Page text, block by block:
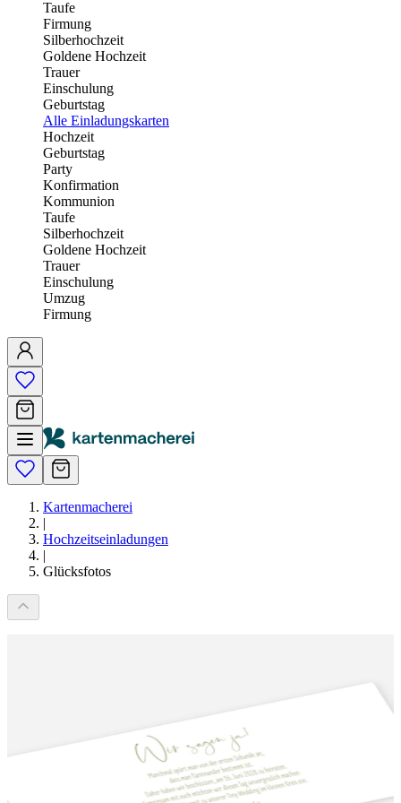
Taufe
Firmung
Silberhochzeit
Goldene Hochzeit
Trauer
Einschulung
Geburtstag
Alle Einladungskarten
Hochzeit
Geburtstag
Party
Konfirmation
Kommunion
Taufe
Silberhochzeit
Goldene Hochzeit
Trauer
Einschulung
Umzug
Firmung
Kartenmacherei
|
Hochzeitseinladungen
|
Glücksfotos